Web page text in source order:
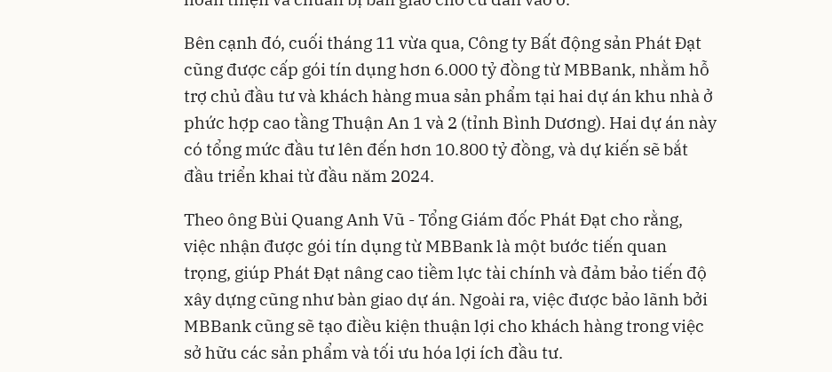
Bên cạnh đó, cuối tháng 11 vừa qua, Công ty Bất động sản Phát Đạt
cũng được cấp gói tín dụnghơn 6.000 tỷ đồng từ MBBank, nhằm hỗ
trợ chủ đầu tư và khách hàng mua sản phẩm tại hai dự án khu nhà ở
phức hợp cao tầng Thuận An 1 và 2 (tỉnh Bình Dương). Hai dự án này
có tổng mức đầu tư lên đến hơn 10.800 tỷ đồng, và dự kiến sẽ bắt
đầu triển khai từ đầu năm 2024.
Theo ông Bùi Quang Anh Vũ - Tổng Giám đốc Phát Đạt cho rằng,
việc nhận được gói tín dụng từ MBBank là một bước tiến quan
trọng, giúp Phát Đạt nâng cao tiềm lực tài chính và đảm bảo tiến độ
xây dựng cũng như bàn giao dự án. Ngoài ra, việc được bảo lãnh bởi
MBBank cũng sẽ tạo điều kiện thuận lợi cho khách hàng trong việc
sở hữu các sản phẩm và tối ưu hóa lợi ích đầu tư.